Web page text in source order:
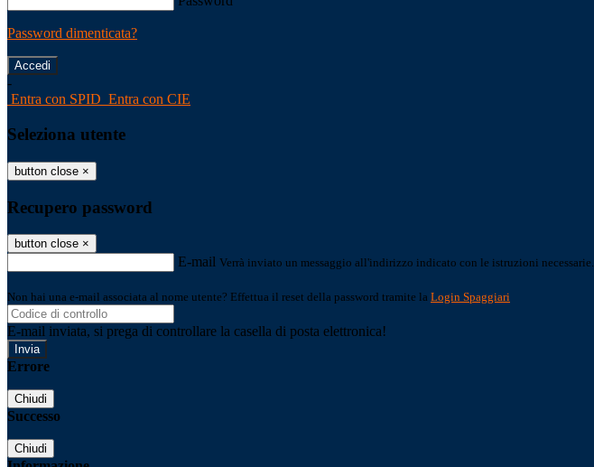
Password dimenticata?
-
Entra con SPID Entra con CIE
Seleziona utente
button close ×
Recupero password
button close ×
E-mail Verrà inviato un messaggio all'indirizzo indicato con le istruzioni necessarie.
Non hai una e-mail associata al nome utente? Effettua il reset della password tramite la Login Spaggiari
E-mail inviata, si prega di controllare la casella di posta elettronica!
Errore
Chiudi
Successo
Chiudi